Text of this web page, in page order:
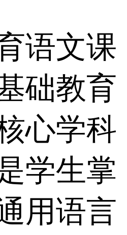
语文课
础教育
心学科
学生掌
用语言